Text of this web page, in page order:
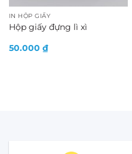
IN HỘP GIẤY
Hộp giấy đựng lì xì
50.000 ₫